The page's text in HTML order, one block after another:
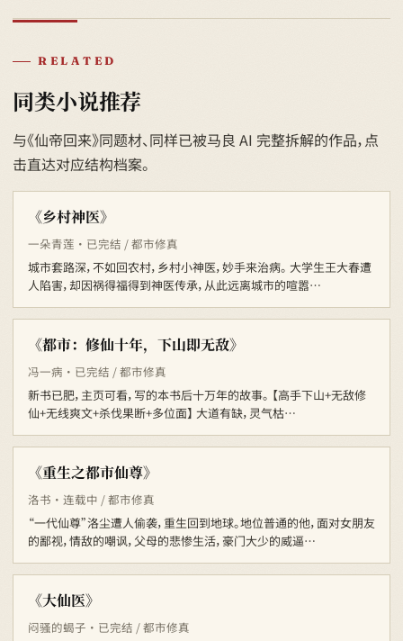
RELATED
同类小说推荐
与《仙帝回来》同题材、同样已被马良 AI 完整拆解的作品，点
击直达对应结构档案。
《乡村神医》
一朵青莲 · 已完结 / 都市修真
城市套路深，不如回农村，乡村小神医，妙手来治病。 大学生王大春遭
人陷害，却因祸得福得到神医传承，从此远离城市的喧嚣…
《都市：修仙十年，下山即无敌》
冯一病 · 已完结 / 都市修真
新书已肥，主页可看，写的本书后十万年的故事。 【高手下山+无敌修
仙+无线爽文+杀伐果断+多位面】 大道有缺，灵气枯…
《重生之都市仙尊》
洛书 · 连载中 / 都市修真
“一代仙尊”洛尘遭人偷袭，重生回到地球。地位普通的他，面对女朋友
的鄙视，情敌的嘲讽，父母的悲惨生活，豪门大少的威逼…
《大仙医》
闷骚的蝎子 · 已完结 / 都市修真